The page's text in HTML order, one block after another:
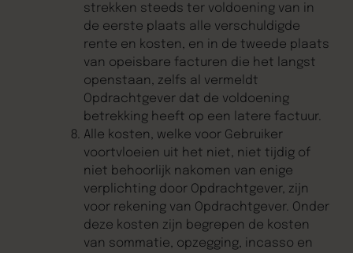
strekken steeds ter voldoening van in
de eerste plaats alle verschuldigde
rente en kosten, en in de tweede plaats
van opeisbare facturen die het langst
openstaan, zelfs al vermeldt
Opdrachtgever dat de voldoening
betrekking heeft op een latere factuur.
Alle kosten, welke voor Gebruiker
voortvloeien uit het niet, niet tijdig of
niet behoorlijk nakomen van enige
verplichting door Opdrachtgever, zijn
voor rekening van Opdrachtgever. Onder
deze kosten zijn begrepen de kosten
van sommatie, opzegging, incasso en